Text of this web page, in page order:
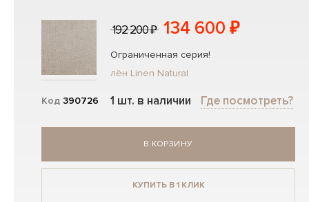
Код 390726
192 200 ₽ 134 600 ₽
Ограниченная серия!
лён Linen Natural
1 шт. в наличии Где посмотреть?
В КОРЗИНУ
КУПИТЬ В 1 КЛИК